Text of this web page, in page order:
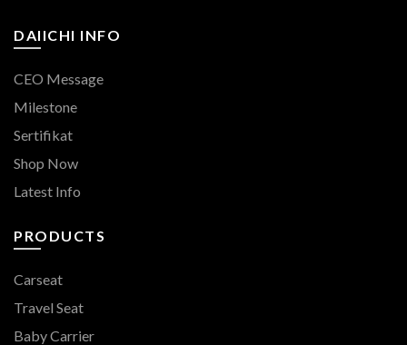
DAIICHI INFO
CEO Message
Milestone
Sertifikat
Shop Now
Latest Info
PRODUCTS
Carseat
Travel Seat
Baby Carrier